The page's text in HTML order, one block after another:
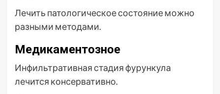
Лечить патологическое состояние можно
разными методами.
Медикаментозное
Инфильтративная стадия фурункула
лечится консервативно.